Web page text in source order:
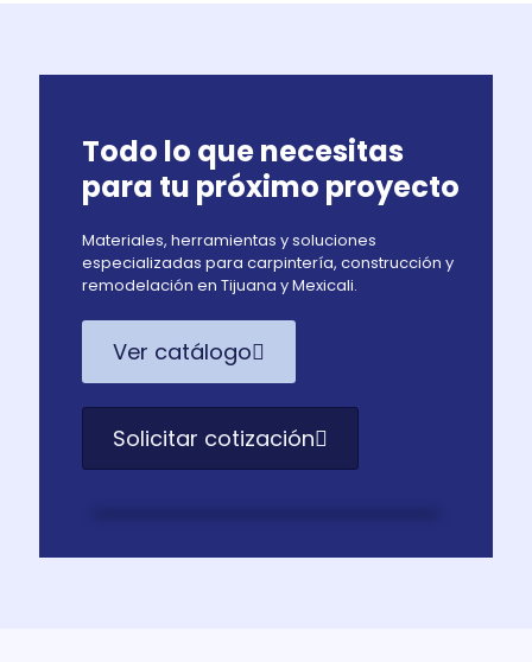
Todo lo que necesitas
para tu próximo proyecto
Materiales, herramientas y soluciones
especializadas para carpintería, construcción y
remodelación en Tijuana y Mexicali.
Ver catálogo
Solicitar cotización